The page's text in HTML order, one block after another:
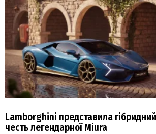
Lamborghini представила
честь легендарної Miura